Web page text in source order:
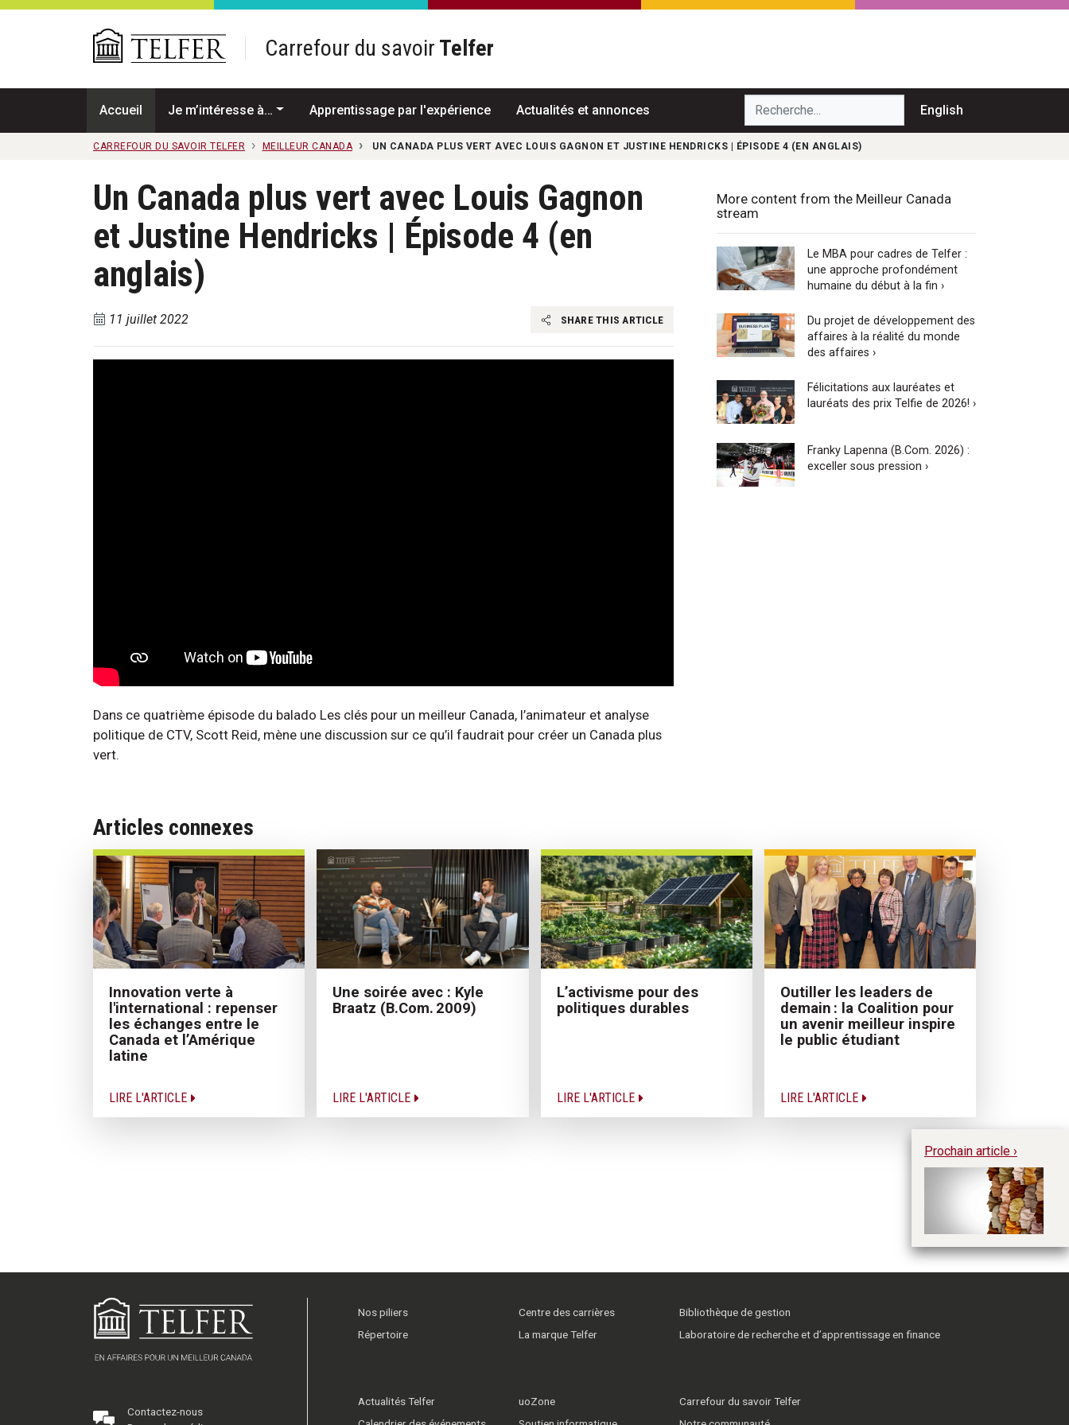
Passer au contenu principal
Carrefour du savoir Telfer
Accueil Je m’intéresse à… Apprentissage par l'expérience Actualités et annonces Recherche... English
CARREFOUR DU SAVOIR TELFER MEILLEUR CANADA UN CANADA PLUS VERT AVEC LOUIS GAGNON ET JUSTINE HENDRICKS | ÉPISODE 4 (EN ANGLAIS)
Un Canada plus vert avec Louis Gagnon
et Justine Hendricks | Épisode 4 (en
anglais)
11 juillet 2022 SHARE THIS ARTICLE
Dans ce quatrième épisode du balado Les clés pour un meilleur Canada, l’animateur et analyse
politique de CTV, Scott Reid, mène une discussion sur ce qu’il faudrait pour créer un Canada plus
vert.
More content from the Meilleur Canada
stream
Le MBA pour cadres de Telfer :
une approche profondément
humaine du début à la fin ›
Du projet de développement des
affaires à la réalité du monde
des affaires ›
Félicitations aux lauréates et
lauréats des prix Telfie de 2026! ›
Franky Lapenna (B.Com. 2026) :
exceller sous pression ›
Articles connexes
Innovation verte à
l'international : repenser
les échanges entre le
Canada et l’Amérique
latine
LIRE L'ARTICLE
Une soirée avec : Kyle
Braatz (B.Com. 2009)
LIRE L'ARTICLE
L’activisme pour des
politiques durables
LIRE L'ARTICLE
Outiller les leaders de
demain : la Coalition pour
un avenir meilleur inspire
le public étudiant
LIRE L'ARTICLE
Prochain article ›
Contactez-nous
Nos piliers
Répertoire
Centre des carrières
La marque Telfer
Bibliothèque de gestion
Laboratoire de recherche et d’apprentissage en finance
Actualités Telfer
uoZone
Carrefour du savoir Telfer